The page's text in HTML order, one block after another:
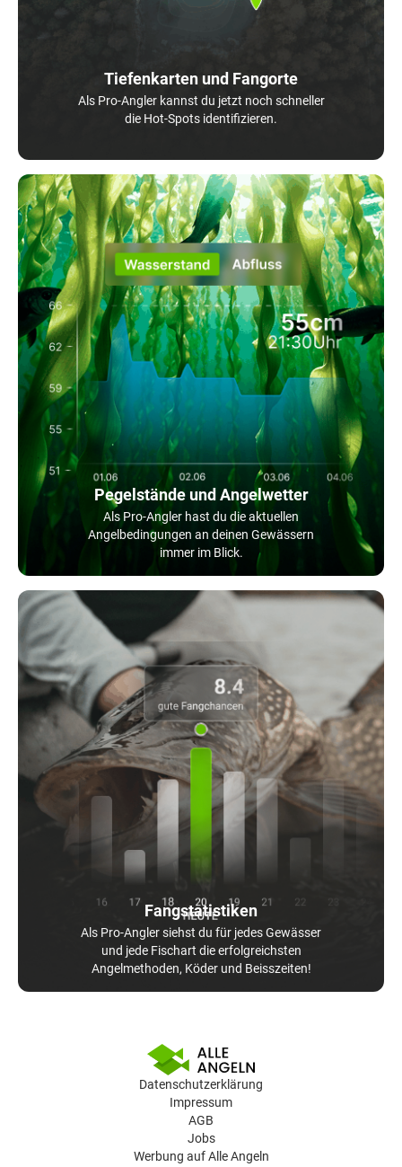
Tiefenkarten und Fangorte
Als Pro-Angler kannst du jetzt noch schneller
die Hot-Spots identifizieren.
Pegelstände und Angelwetter
Als Pro-Angler hast du die aktuellen
Angelbedingungen an deinen Gewässern
immer im Blick.
Fangstatistiken
Als Pro-Angler siehst du für jedes Gewässer
und jede Fischart die erfolgreichsten
Angelmethoden, Köder und Beisszeiten!
Datenschutzerklärung
Impressum
AGB
Jobs
Werbung auf Alle Angeln